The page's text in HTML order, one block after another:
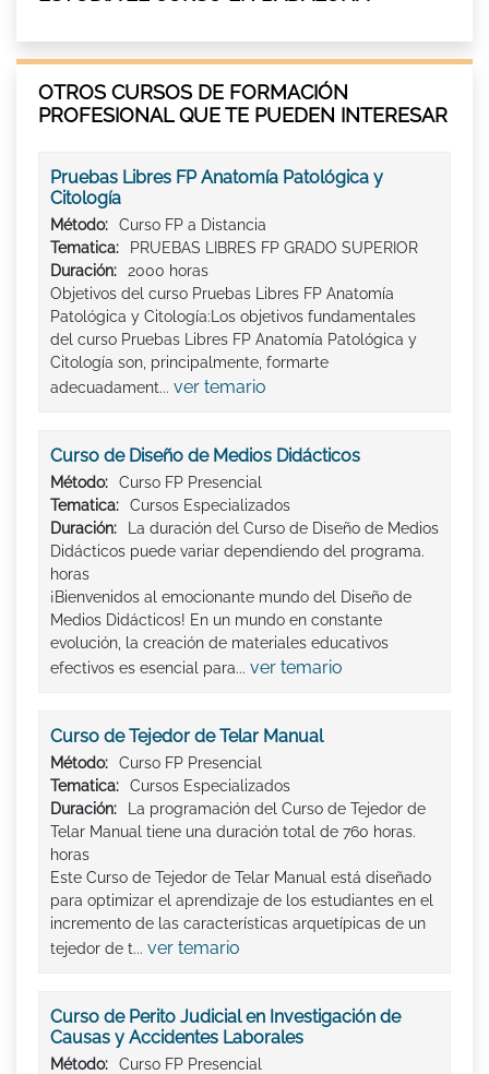
OTROS CURSOS DE FORMACIÓN
PROFESIONAL QUE TE PUEDEN INTERESAR
Pruebas Libres FP Anatomía Patológica y
Citología
Método:
Curso FP a Distancia
Tematica:
PRUEBAS LIBRES FP GRADO SUPERIOR
Duración:
2000 horas
Objetivos del curso Pruebas Libres FP Anatomía
Patológica y Citología:Los objetivos fundamentales
del curso Pruebas Libres FP Anatomía Patológica y
Citología son, principalmente, formarte
adecuadament... ver temario
Curso de Diseño de Medios Didácticos
Método:
Curso FP Presencial
Tematica:
Cursos Especializados
Duración:
La duración del Curso de Diseño de Medios
Didácticos puede variar dependiendo del programa.
horas
¡Bienvenidos al emocionante mundo del Diseño de
Medios Didácticos! En un mundo en constante
evolución, la creación de materiales educativos
efectivos es esencial para... ver temario
Curso de Tejedor de Telar Manual
Método:
Curso FP Presencial
Tematica:
Cursos Especializados
Duración:
La programación del Curso de Tejedor de
Telar Manual tiene una duración total de 760 horas.
horas
Este Curso de Tejedor de Telar Manual está diseñado
para optimizar el aprendizaje de los estudiantes en el
incremento de las características arquetípicas de un
tejedor de t... ver temario
Curso de Perito Judicial en Investigación de
Causas y Accidentes Laborales
Método:
Curso FP Presencial